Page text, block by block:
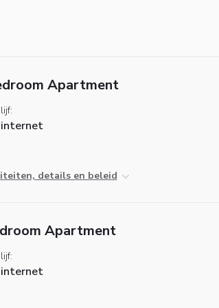
Apartment
details en beleid
Apartment